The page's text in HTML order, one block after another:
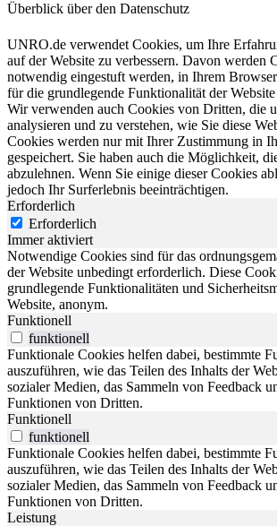
Überblick über den Datenschutz
UNRO.de verwendet Cookies, um Ihre
auf der Website zu verbessern. Davon werden
notwendig eingestuft werden, in Ihrem
für die grundlegende Funktionalität der
Wir verwenden auch Cookies von Dritten, die
analysieren und zu verstehen, wie Sie diese
Cookies werden nur mit Ihrer Zustimmung in
gespeichert. Sie haben auch die Möglichkeit,
abzulehnen. Wenn Sie einige dieser Cookies
jedoch Ihr Surferlebnis beeinträchtigen.
Erforderlich
Erforderlich
Immer aktiviert
Notwendige Cookies sind für das
der Website unbedingt erforderlich. Diese
grundlegende Funktionalitäten und
Website, anonym.
Funktionell
funktionell
Funktionale Cookies helfen dabei, bestimmte
auszuführen, wie das Teilen des Inhalts der
sozialer Medien, das Sammeln von Feedback
Funktionen von Dritten.
Funktionell
funktionell
Funktionale Cookies helfen dabei, bestimmte
auszuführen, wie das Teilen des Inhalts der
sozialer Medien, das Sammeln von Feedback
Funktionen von Dritten.
Leistung